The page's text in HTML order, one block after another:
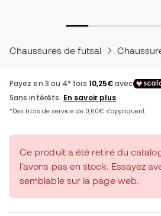
Chaussures de futsal
Ce produit a été retiré du
l'avons pas en stock. Essayez
semblable sur la page web.